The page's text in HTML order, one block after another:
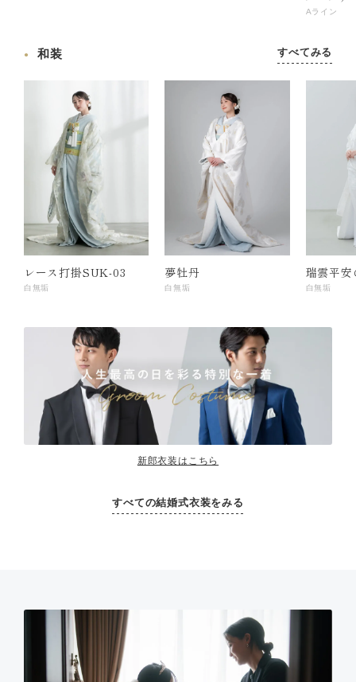
Aライン
和装 すべてみる
レース打掛SUK-03
白無垢
夢牡丹
白無垢
瑞雲平安
白無垢
新郎衣装はこちら
すべての結婚式衣装をみる